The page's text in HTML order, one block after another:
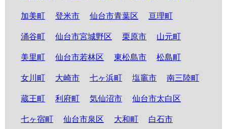
加美町 登米市 仙台市青葉区 亘理町
涌谷町 仙台市宮城野区 栗原市 山元町
美里町 仙台市若林区 東松島市 松島町
女川町 大崎市 七ヶ浜町 塩竈市 南三陸町
蔵王町 利府町 気仙沼市 仙台市太白区
七ヶ宿町 仙台市泉区 大和町 白石市